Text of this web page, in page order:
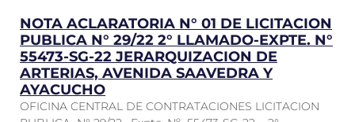
NOTA ACLARATORIA N° 01 DE LICITACION
PUBLICA N° 29/22 2° LLAMADO-EXPTE. N°
55473-SG-22 JERARQUIZACION DE
ARTERIAS, AVENIDA SAAVEDRA Y
AYACUCHO
OFICINA CENTRAL DE CONTRATACIONES LICITACION